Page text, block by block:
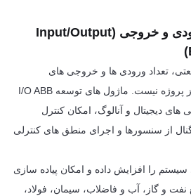
ماژول های توسعه ورودی و خروجی (Input/Output
تعداد ورودی ها و خروجی های
استاندارد درایو پاسخگوی نیاز پروژه نیست. ماژول های توسعه I/O ABB
دیجیتال و آنالوگ، امکان کنترل
از سنسورها و اجرای منطق های کنترلی
را افزایش داده و امکان پیاده سازی
نفت و گاز، آب و فاضلاب، سیمان، فولاد،